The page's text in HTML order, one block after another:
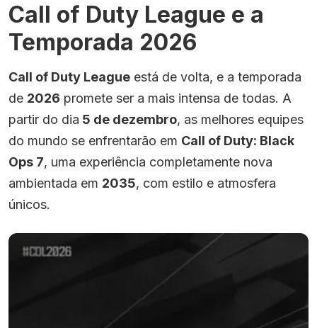
Call of Duty League e a
Temporada 2026
Call of Duty League está de volta, e a temporada
de 2026 promete ser a mais intensa de todas. A
partir do dia 5 de dezembro, as melhores equipes
do mundo se enfrentarão em Call of Duty: Black
Ops 7, uma experiência completamente nova
ambientada em 2035, com estilo e atmosfera
únicos.